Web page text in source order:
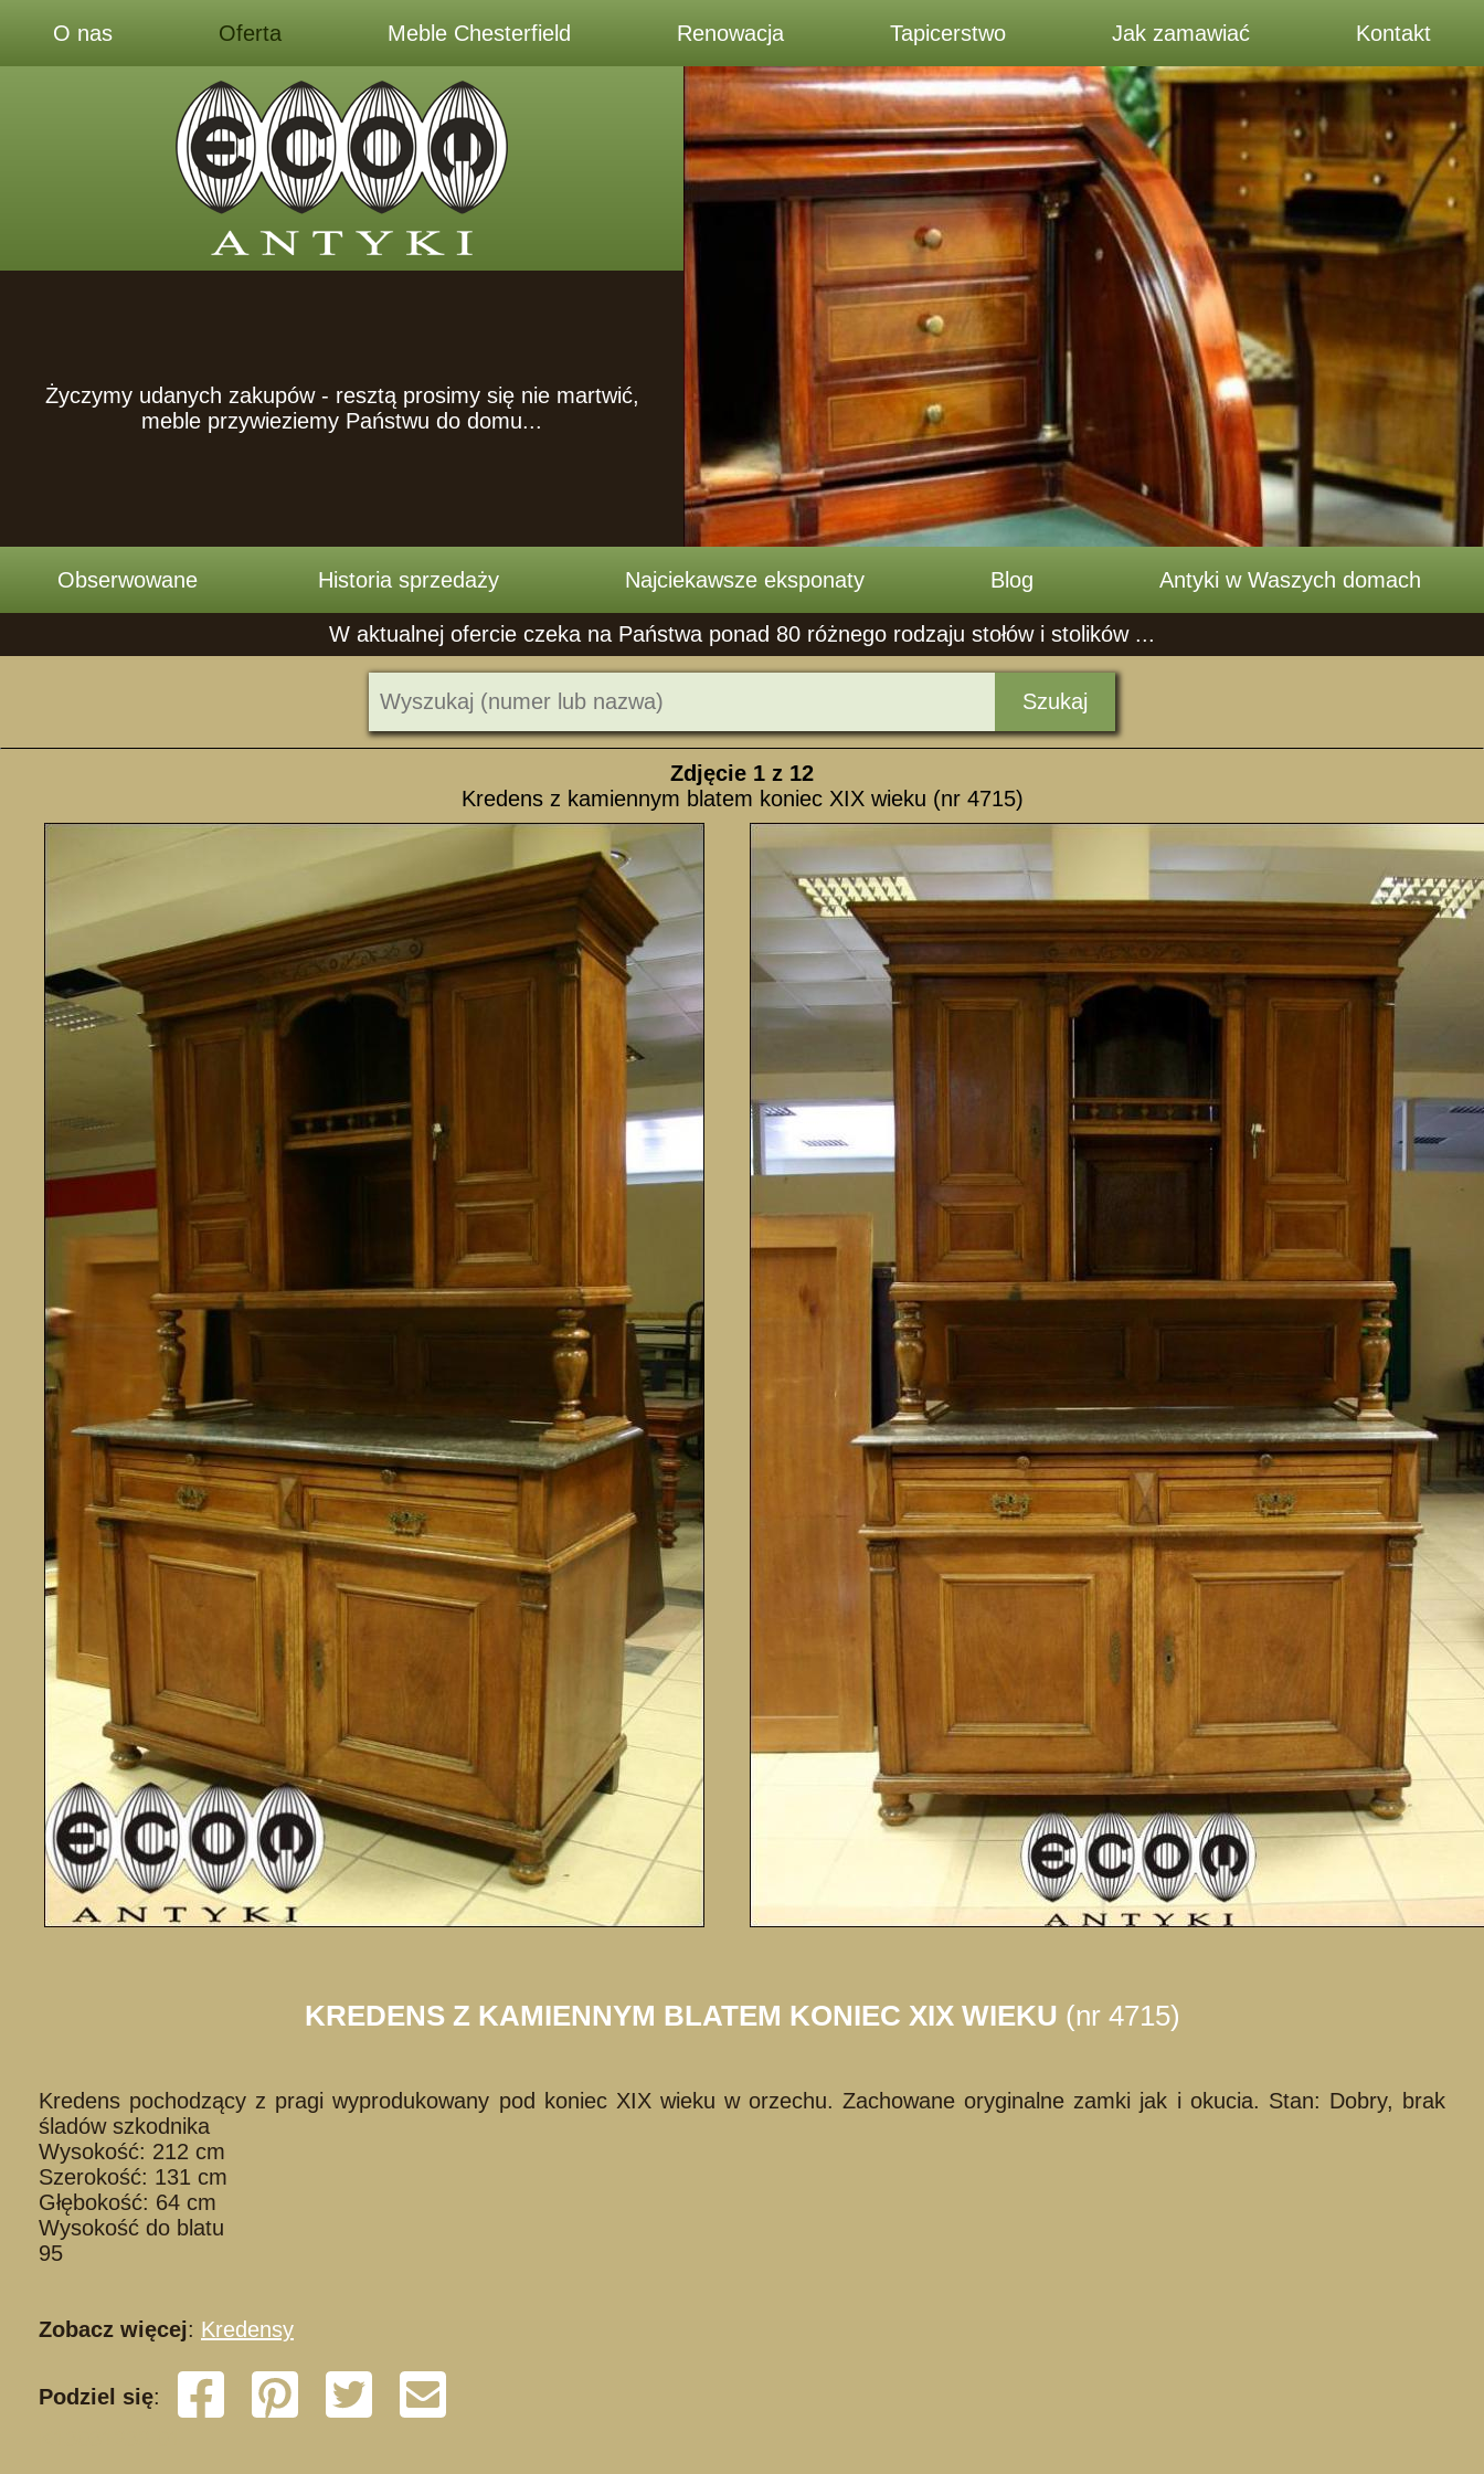
O nas Oferta Meble Chesterfield Renowacja Tapicerstwo Jak zamawiać Kontakt
Życzymy udanych zakupów - resztą prosimy się nie martwić,
meble przywieziemy Państwu do domu...
Obserwowane Historia sprzedaży Najciekawsze eksponaty Blog Antyki w Waszych domach
W aktualnej ofercie czeka na Państwa ponad 80 różnego rodzaju stołów i stolików ...
Szukaj
Zdjęcie 1 z 12
Kredens z kamiennym blatem koniec XIX wieku (nr 4715)
KREDENS Z KAMIENNYM BLATEM KONIEC XIX WIEKU (nr 4715)
Kredens pochodzący z pragi wyprodukowany pod koniec XIX wieku w orzechu. Zachowane oryginalne zamki jak i okucia. Stan: Dobry, brak
śladów szkodnika
Wysokość: 212 cm
Szerokość: 131 cm
Głębokość: 64 cm
Wysokość do blatu
95
Zobacz więcej: Kredensy
Podziel się: